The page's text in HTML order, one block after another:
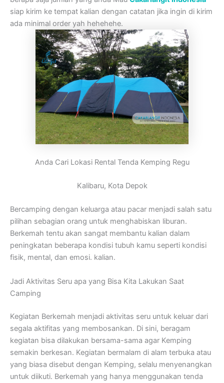
siap kirim ke tempat kalian dengan catatan jika ingin di kirim
ada minimal order yah hehehehe.
Anda Cari Lokasi Rental Tenda Kemping Regu
Kalibaru, Kota Depok
Bercamping dengan keluarga atau pacar menjadi salah satu
pilihan sebagian orang untuk menghabiskan liburan.
Berkemah tentu akan sangat membantu kalian dalam
peningkatan beberapa kondisi tubuh kamu seperti kondisi
fisik, mental, dan emosi. kalian.
Jadi Aktivitas Seru apa yang Bisa Kita Lakukan Saat
Camping
Kegiatan Berkemah menjadi aktivitas seru untuk keluar dari
segala aktifitas yang membosankan. Di sini, beragam
kegiatan bisa dilakukan bersama-sama agar Kemping
semakin berkesan. Kegiatan bermalam di alam terbuka atau
yang biasa disebut dengan Kemping, selalu menyenangkan
untuk diikuti. Berkemah yang hanya menggunakan tenda